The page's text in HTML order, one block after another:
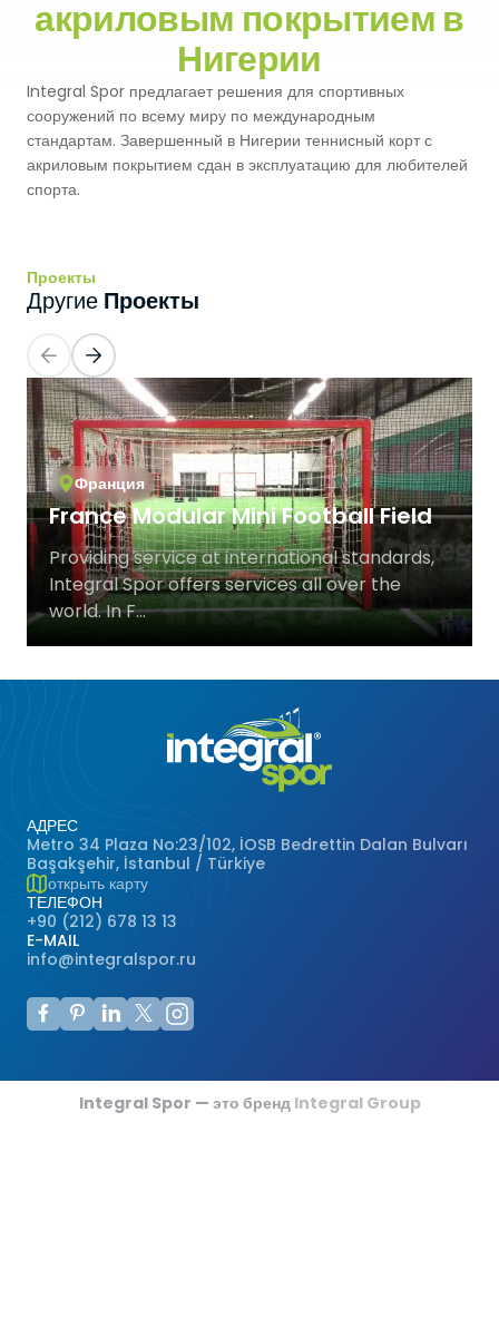
Легкоатлетические Дорожки
Падельные Корты
Падельн Клубы
Корт для Пиклбола
Теннисные Корты
Сквош Корты
Стальные Трибуны
Баскетбольные Корты
Волейбольные Корты
Гандбольные Корты
Многофункциональные Поля
Хоккейные Поля
Бейсбольные Поля
Регби Поля
Бадминтонные Корты
Футзальные Корты
Американский Футбол
Premium
Monoturf
PowerGrass
DuoGrass
Падел Турф
Теннисная Трава
Гольфовая Трава
Гибридная Трава
Натуральная Трава
Система Напылительного Покрытия
Полное ПУ покрытие
ПУ Покрытие
Акриловое Покрытие
Модульное Резиновое Покрытие
Дренированный Шокпад
ПЭ Шокпад
акриловым покрытием в
Нигерии
Integral Spor предлагает решения для спортивных
сооружений по всему миру по международным
стандартам. Завершенный в Нигерии теннисный корт с
акриловым покрытием сдан в эксплуатацию для любителей
спорта.
Проекты
Другие Проекты
Франция
France Modular Mini Football Field
Providing service at international standards,
Integral Spor offers services all over the
world. In F...
АДРЕС
Metro 34 Plaza No:23/102, İOSB Bedrettin Dalan Bulvarı
Başakşehir, İstanbul / Türkiye
открыть карту
ТЕЛЕФОН
+90 (212) 678 13 13
E-MAIL
info@integralspor.ru
Integral Spor — это бренд Integral Group